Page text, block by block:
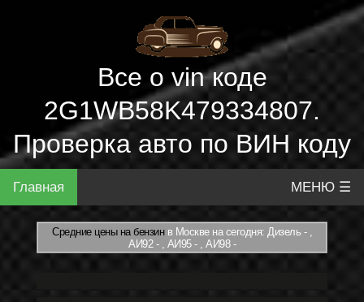
Все о vin коде
2G1WB58K479334807.
Проверка авто по ВИН коду
Главная МЕНЮ ☰
Средние цены на бензинв Москве на сегодня: Дизель - ,
АИ92 - , АИ95 - , АИ98 -